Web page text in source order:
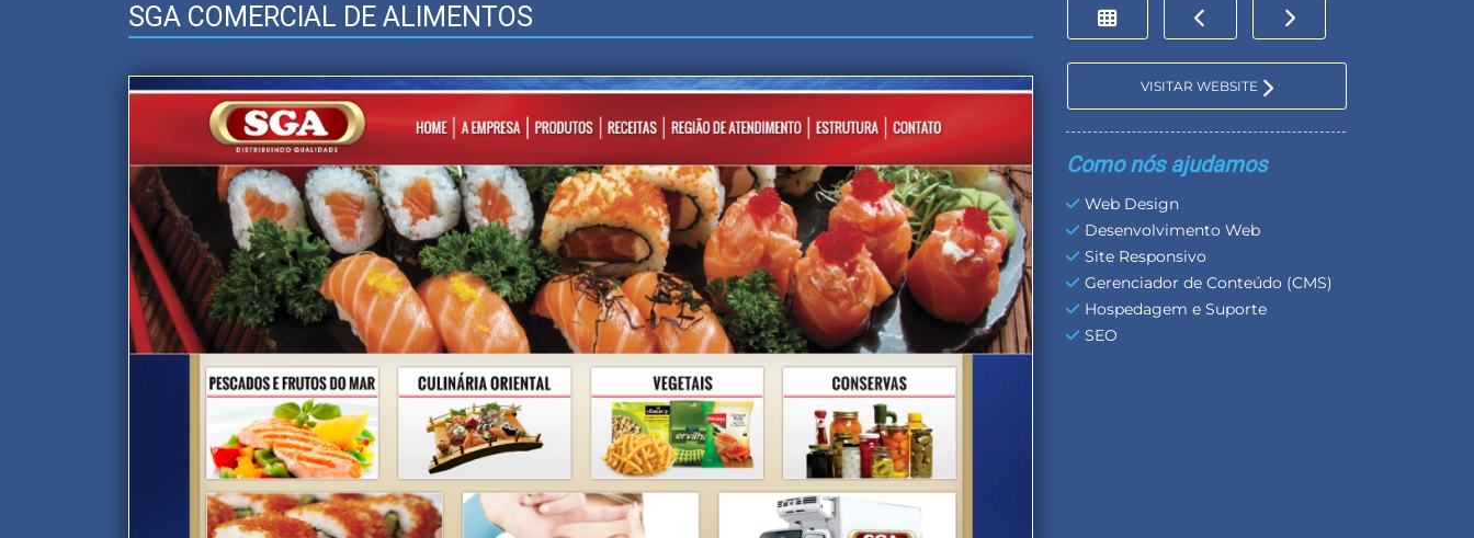
SGA COMERCIAL DE ALIMENTOS
VISITAR WEBSITE
Como nós ajudamos
Web Design
Desenvolvimento Web
Site Responsivo
Gerenciador de Conteúdo (CMS)
Hospedagem e Suporte
SEO